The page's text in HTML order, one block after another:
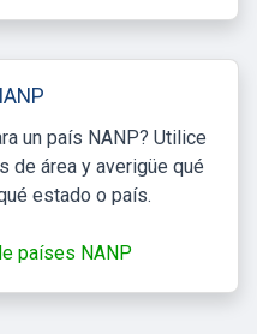
un país NANP? Utilice
de área y averigüe qué
estado o país.
países NANP